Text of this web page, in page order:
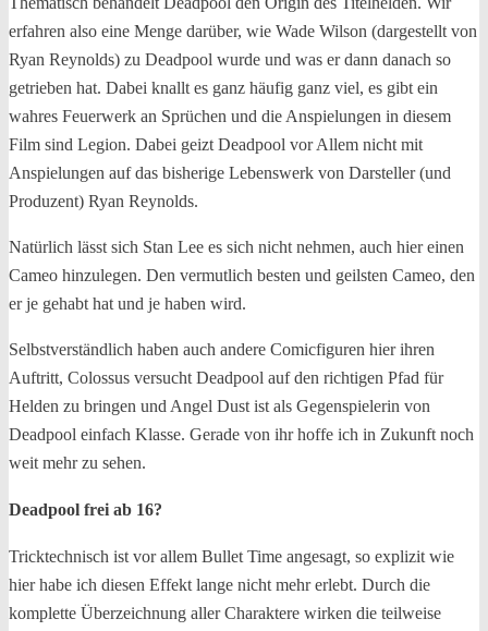
erfahren also eine Menge darüber, wie Wade Wilson (dargestellt von
Ryan Reynolds) zu Deadpool wurde und was er dann danach so
getrieben hat. Dabei knallt es ganz häufig ganz viel, es gibt ein
wahres Feuerwerk an Sprüchen und die Anspielungen in diesem
Film sind Legion. Dabei geizt Deadpool vor Allem nicht mit
Anspielungen auf das bisherige Lebenswerk von Darsteller (und
Produzent) Ryan Reynolds.
Natürlich lässt sich Stan Lee es sich nicht nehmen, auch hier einen
Cameo hinzulegen. Den vermutlich besten und geilsten Cameo, den
er je gehabt hat und je haben wird.
Selbstverständlich haben auch andere Comicfiguren hier ihren
Auftritt, Colossus versucht Deadpool auf den richtigen Pfad für
Helden zu bringen und Angel Dust ist als Gegenspielerin von
Deadpool einfach Klasse. Gerade von ihr hoffe ich in Zukunft noch
weit mehr zu sehen.
Deadpool frei ab 16?
Tricktechnisch ist vor allem Bullet Time angesagt, so explizit wie
hier habe ich diesen Effekt lange nicht mehr erlebt. Durch die
komplette Überzeichnung aller Charaktere wirken die teilweise